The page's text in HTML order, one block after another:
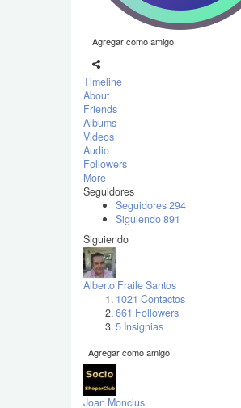
Agregar como amigo
Timeline
About
Friends
Albums
Videos
Audio
Followers
More
Seguidores
Seguidores294
Siguiendo891
Siguiendo
Alberto Fraile Santos
1021 Contactos
661 Followers
5 Insignias
Agregar como amigo
Joan Monclus